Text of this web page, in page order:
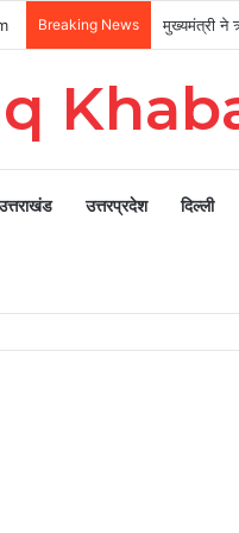
Breaking News
उत्तरप्रदेश दिल्ली